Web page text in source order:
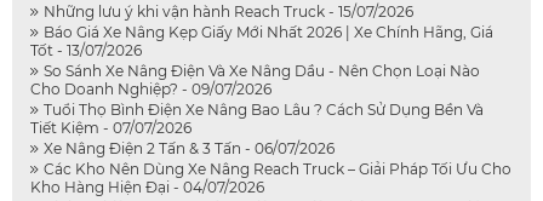
Những lưu ý khi vận hành Reach Truck - 15/07/2026
Báo Giá Xe Nâng Kẹp Giấy Mới Nhất 2026 | Xe Chính Hãng, Giá
Tốt - 13/07/2026
So Sánh Xe Nâng Điện Và Xe Nâng Dầu - Nên Chọn Loại Nào
Cho Doanh Nghiệp? - 09/07/2026
Tuổi Thọ Bình Điện Xe Nâng Bao Lâu ? Cách Sử Dụng Bền Và
Tiết Kiệm - 07/07/2026
Xe Nâng Điện 2 Tấn & 3 Tấn - 06/07/2026
Các Kho Nên Dùng Xe Nâng Reach Truck – Giải Pháp Tối Ưu Cho
Kho Hàng Hiện Đại - 04/07/2026